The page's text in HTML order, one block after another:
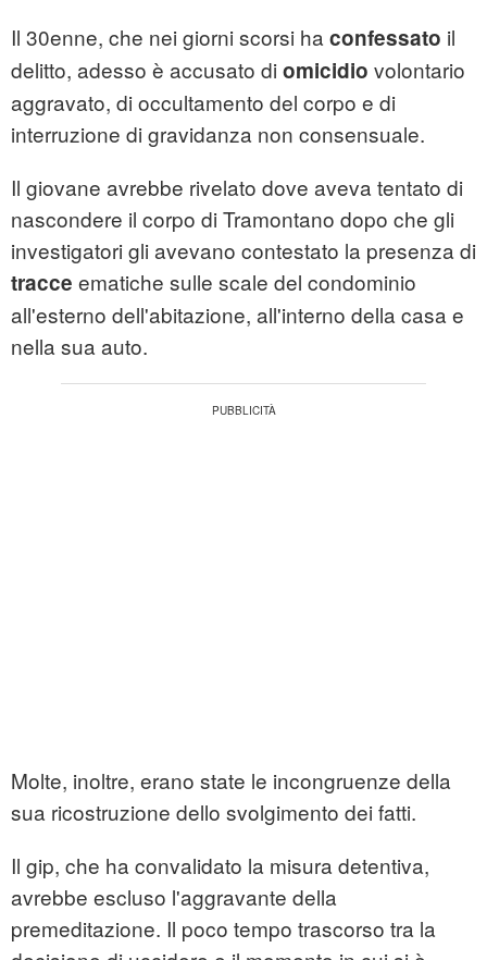
Il 30enne, che nei giorni scorsi ha confessato il
delitto, adesso è accusato di omicidio volontario
aggravato, di occultamento del corpo e di
interruzione di gravidanza non consensuale.
Il giovane avrebbe rivelato dove aveva tentato di
nascondere il corpo di Tramontano dopo che gli
investigatori gli avevano contestato la presenza di
tracce ematiche sulle scale del condominio
all'esterno dell'abitazione, all'interno della casa e
nella sua auto.
Molte, inoltre, erano state le incongruenze della
sua ricostruzione dello svolgimento dei fatti.
Il gip, che ha convalidato la misura detentiva,
avrebbe escluso l'aggravante della
premeditazione. Il poco tempo trascorso tra la